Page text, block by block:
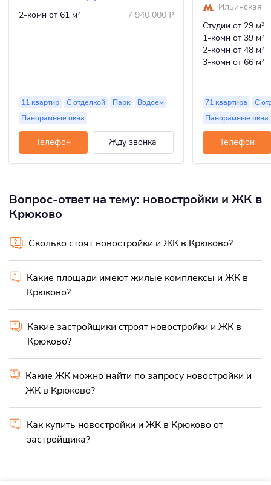
2-комн от 61 м2 7 940 000 ₽
11 квартир С отделкой Парк
Водоем
Панорамные окна
Телефон Жду звонка
Ильинская
Студии от 29 м2
1-комн от 39 м2
2-комн от 48 м2
3-комн от 66 м2
71 квартира
С
Панорамные окна
Телефон
Вопрос-ответ на тему: новостройки и ЖК в
Крюково
Сколько стоят новостройки и ЖК в Крюково?
Какие площади имеют жилые комплексы и ЖК в
Крюково?
Какие застройщики строят новостройки и ЖК в
Крюково?
Какие ЖК можно найти по запросу новостройки и
ЖК в Крюково?
Как купить новостройки и ЖК в Крюково от
застройщика?